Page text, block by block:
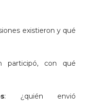
existieron y qué
participó, con qué
: ¿quién envió